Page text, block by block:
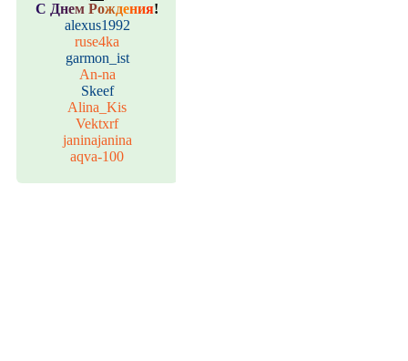
С Днем Рождения!
alexus1992
ruse4ka
garmon_ist
An-na
Skeef
Alina_Kis
Vektxrf
janinajanina
aqva-100